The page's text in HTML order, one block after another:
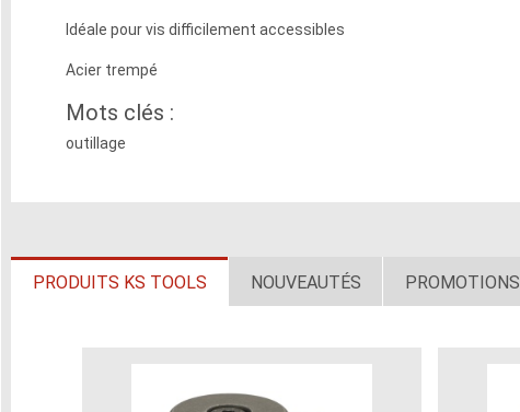
Idéale pour vis difficilement accessibles
Acier trempé
Mots clés :
outillage
PRODUITS KS TOOLS NOUVEAUTÉS PROMOTIONS